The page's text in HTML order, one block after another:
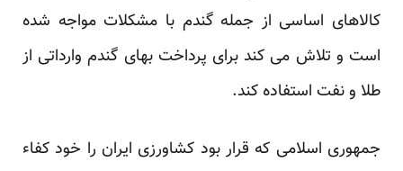
کالاهای اساسی از جمله گندم با مشکلات مواجه شده
است و تلاش می کند برای پرداخت بهای گندم وارداتی از
طلا و نفت استفاده کند.
جمهوری اسلامی که قرار بود کشاورزی ایران را خود کفاء